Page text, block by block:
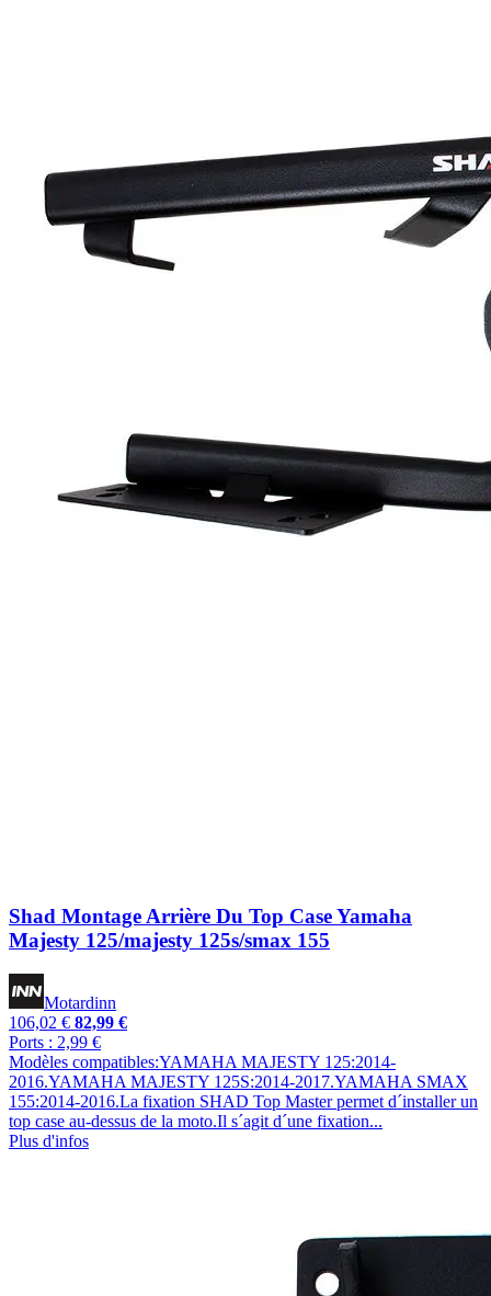
Shad Montage Arrière Du Top Case Yamaha
Majesty 125/majesty 125s/smax 155
Motardinn
106,02 € 82,99 €
Ports : 2,99 €
Modèles compatibles:YAMAHA MAJESTY 125:2014-
2016.YAMAHA MAJESTY 125S:2014-2017.YAMAHA SMAX
155:2014-2016.La fixation SHAD Top Master permet d´installer un
top case au-dessus de la moto.Il s´agit d´une fixation...
Plus d'infos